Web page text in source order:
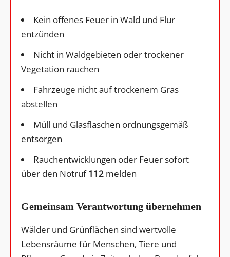
Kein offenes Feuer in Wald und Flur
entzünden
Nicht in Waldgebieten oder trockener
Vegetation rauchen
Fahrzeuge nicht auf trockenem Gras
abstellen
Müll und Glasflaschen ordnungsgemäß
entsorgen
Rauchentwicklungen oder Feuer sofort
über den Notruf112 melden
Gemeinsam Verantwortung übernehmen
Wälder und Grünflächen sind wertvolle
Lebensräume für Menschen, Tiere und